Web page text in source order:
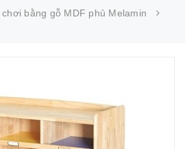
bằng gỗ MDF phủ Melamin